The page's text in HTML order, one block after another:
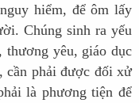
hiểm, để ôm lấy
Chúng sinh ra yếu
thương yêu, giáo dục
cần phải được đối xử
là phương tiện để